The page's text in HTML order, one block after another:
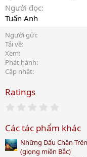
Người đọc
Tuấn Anh
Người gửi
Tải về
Xem
Phát hành
Cập nhật
Ratings
0
t
a
Các tác phẩm khác
Những Dấu Chân
(giọng miền Bắc)